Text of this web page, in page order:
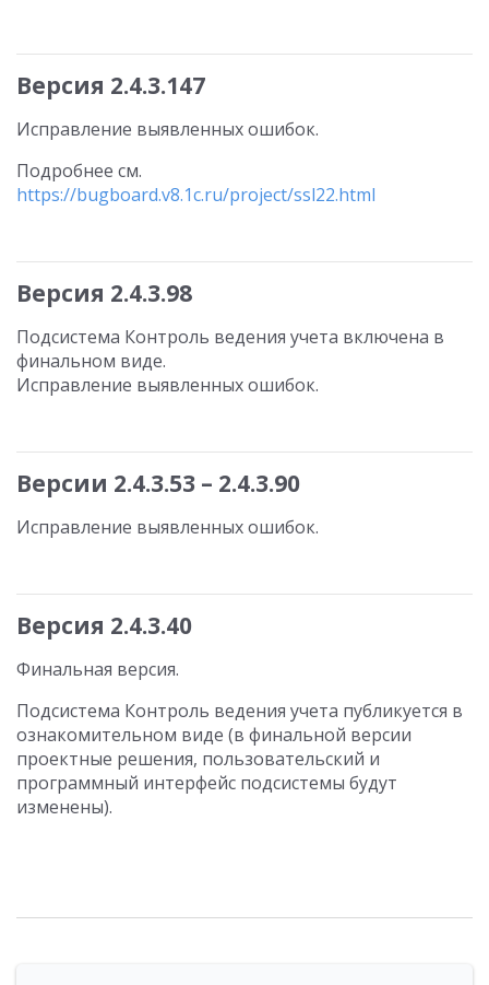
Версия 2.4.3.147
Исправление выявленных ошибок.
Подробнее см.
https://bugboard.v8.1c.ru/project/ssl22.html
Версия 2.4.3.98
Подсистема Контроль ведения учета включена в
финальном виде.
Исправление выявленных ошибок.
Версии 2.4.3.53 – 2.4.3.90
Исправление выявленных ошибок.
Версия 2.4.3.40
Финальная версия.
Подсистема Контроль ведения учета публикуется в
ознакомительном виде (в финальной версии
проектные решения, пользовательский и
программный интерфейс подсистемы будут
изменены).